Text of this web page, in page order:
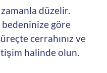
düzelir.
bedeninize göre
cerrahınız ve
halinde olun.